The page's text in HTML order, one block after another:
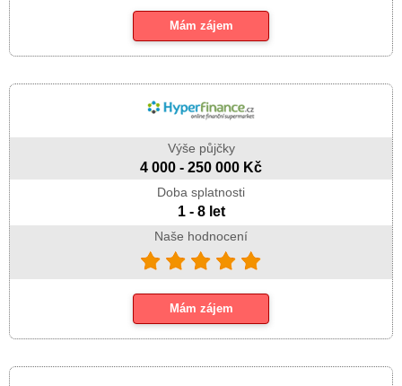
Mám zájem
Výše půjčky
4 000 - 250 000 Kč
Doba splatnosti
1 - 8 let
Naše hodnocení
Mám zájem